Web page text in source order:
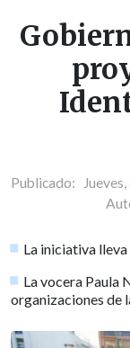
Publicado:
La iniciativa
La vocera Paula
organizaciones de